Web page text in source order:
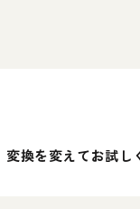
換を変えてお試し